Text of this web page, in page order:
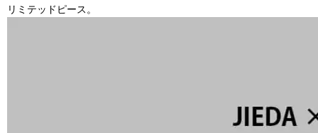
リミテッドピース。